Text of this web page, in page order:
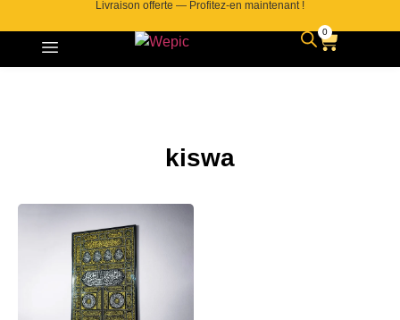
Livraison offerte — Profitez-en maintenant !
0
kiswa